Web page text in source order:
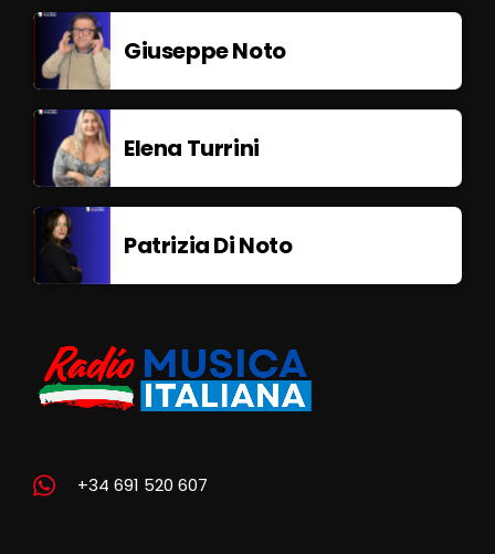
Giuseppe Noto
Elena Turrini
Patrizia Di Noto
+34 691 520 607